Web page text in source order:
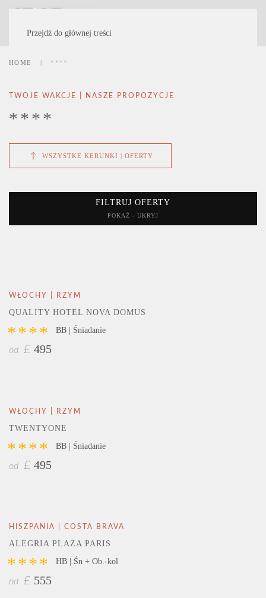
Przejdź do głównej treści
HOME ****
TWOJE WAKCJE | NASZE PROPOZYCJE
****
WSZYSTKE KERUNKI | OFERTY
FILTRUJ OFERTY
POKAŻ - UKRYJ
WŁOCHY | RZYM
QUALITY HOTEL NOVA DOMUS
**** BB | Śniadanie
od £ 495
WŁOCHY | RZYM
TWENTYONE
**** BB | Śniadanie
od £ 495
HISZPANIA | COSTA BRAVA
ALEGRIA PLAZA PARIS
**** HB | Śn + Ob.-kol
od £ 555